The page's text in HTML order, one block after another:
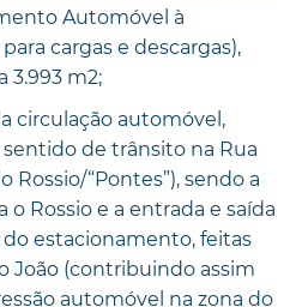
Automóvel à
cargas e descargas),
3.993 m2;
automóvel,
de trânsito na Rua
Rossio/“Pontes”), sendo a
Rossio e a entrada e saída
estacionamento, feitas
João (contribuindo assim
automóvel na zona do